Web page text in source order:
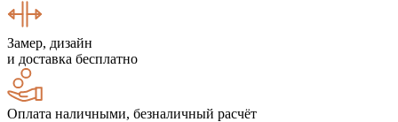
Замер, дизайн
и доставка бесплатно
Оплата наличными, безналичный расчёт